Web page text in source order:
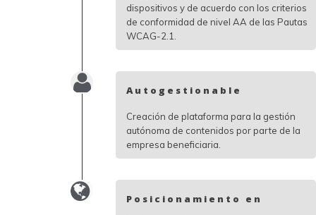
dispositivos y de acuerdo con los criterios
de conformidad de nivel AA de las Pautas
WCAG-2.1.
Autogestionable
Creación de plataforma para la gestión
autónoma de contenidos por parte de la
empresa beneficiaria.
Posicionamiento en